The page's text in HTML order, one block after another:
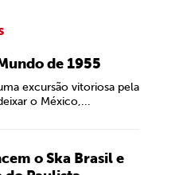
de 1955
excursão vitoriosa pela
o México,...
o Ska Brasil e